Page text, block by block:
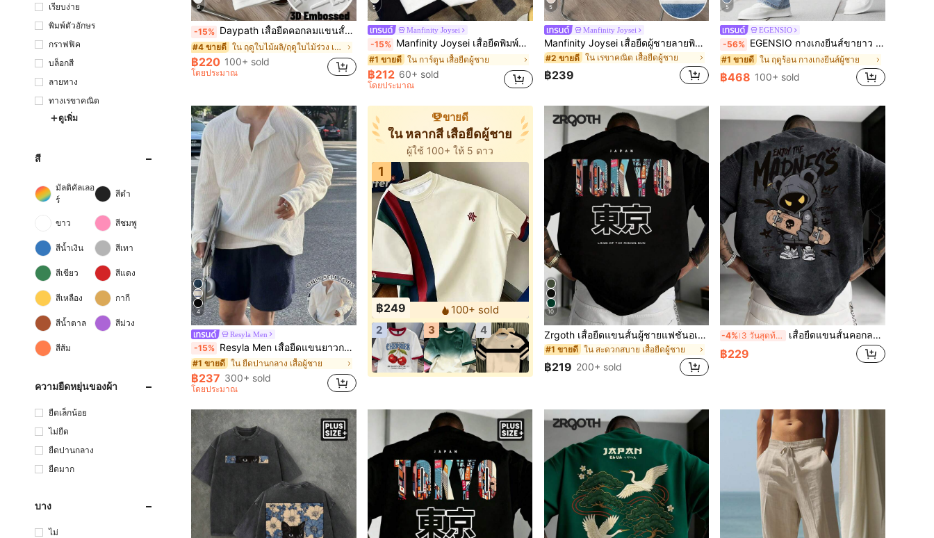
เรียบง่าย
พิมพ์ตัวอักษร
กราฟฟิค
บล็อกสี
ลายทาง
ทางเรขาคณิต
ดูเพิ่ม
สี
มัลติคัลเลอ
ร์
สีดำ
ขาว สีชมพู
สีน้ำเงิน สีเทา
สีเขียว สีแดง
สีเหลือง กากี
สีน้ำตาล สีม่วง
สีส้ม
ความยืดหยุ่นของผ้า
ยืดเล็กน้อย
ไม่ยืด
ยืดปานกลาง
ยืดมาก
บาง
ไม่
9
-15% Daypath เสื้อยืดคอกลมแขนสั้นพิมพ์ลายตัวอักษรสีพื้นสำหรับผู้ชาย, ฤดูร้อน
#4 ขายดี ใน ฤดูใบไม้ผลิ/ฤดูใบไม้ร่วง เสื้อยืดผู้ชาย
฿220 100+ sold
โดยประมาณ
5
Manfinity Joysei
-15% Manfinity Joysei เสื้อยืดพิมพ์ลายปลาโลมา, เต่าทะเล, แมงกะพรุนสีน้ำเงินและขาวสำหรับผู้ชาย, เหมาะสำหรับใส่ในชีวิตประจำวันหรือวันหยุดพักผ่อน
#1 ขายดี ใน การ์ตูน เสื้อยืดผู้ชาย
฿212 60+ sold
โดยประมาณ
5
Manfinity Joysei
Manfinity Joysei เสื้อยืดผู้ชายลายพิมพ์แถบผ้าเดนิมเทียม แฟชั่นและอเนกประสงค์
#2 ขายดี ใน เรขาคณิต เสื้อยืดผู้ชาย
฿239
5
EGENSIO
-56% EGENSIO กางเกงยีนส์ขายาว ทรงหลวม ผู้ชาย
#1 ขายดี ใน ฤดูร้อน กางเกงยีนส์ผู้ชาย
฿468 100+ sold
4
Resyla Men
-15% Resyla Men เสื้อยืดแขนยาวกระดุมผ่าครึ่งสีพื้นอเนกประสงค์ลำลองสำหรับผู้ชาย
#1 ขายดี ใน ยืดปานกลาง เสื้อผู้ชาย
฿237 300+ sold
โดยประมาณ
ขายดี
ใน หลากสี เสื้อยืดผู้ชาย
ผู้ใช้ 100+ ให้ 5 ดาว
1
฿249
100+ sold
2
3 4
10
Zrgoth เสื้อยืดแขนสั้นผู้ชายแฟชั่นอเนกประสงค์ พิมพ์สโลแกนภาษาอังกฤษ "TOKYO" องค์ประกอบโตเกียว ระบายอากาศได้
#1 ขายดี ใน สะดวกสบาย เสื้อยืดผู้ชาย
฿219 200+ sold
-4% 3 วันสุดท้าย เสื้อยืดแขนสั้นคอกลมลายหมีซนและลายเกล็ดหิมะแฟชั่นฤดูร้อนสำหรับผู้ชาย
฿229